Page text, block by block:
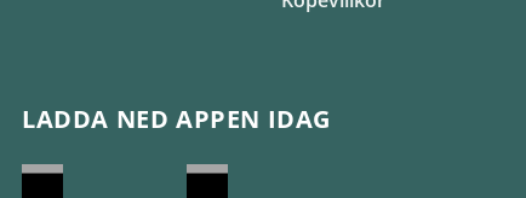
LADDA NED APPEN IDAG